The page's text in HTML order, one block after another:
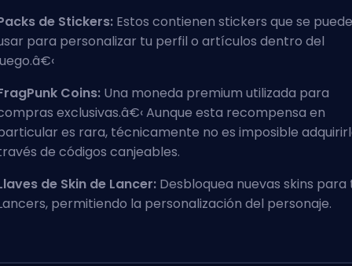
de Stickers: Estos contienen stickers que se
para personalizar tu perfil o artículos dentro del
Coins: Una moneda premium utilizada para
exclusivas.â€‹ Aunque esta recompensa en
es rara, técnicamente no es imposible
de códigos canjeables.
de Skin de Lancer: Desbloquea nuevas skins para
, permitiendo la personalización del personaje.